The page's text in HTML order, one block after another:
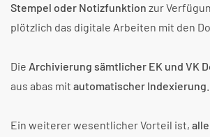
Stempel oder Notizfunktion zur
plötzlich das digitale Arbeiten mit den
Die Archivierung sämtlicher EK und VK
aus abas mit automatischer Indexierung
Ein weiterer wesentlicher Vorteil ist,